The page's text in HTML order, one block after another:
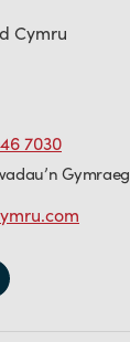
Cymru
7030
Gymraeg